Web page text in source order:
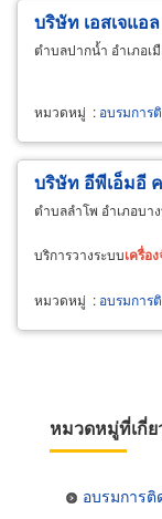
บริษัท เอสเจแอ
ตำบลปากน้ำ อำเภอเ
หมวดหมู่ : อบรมการ
บริษัท อีพีเอ็มอี
ตำบลลำโพ อำเภอบา
บริการวางระบบเครื่อ
หมวดหมู่ : อบรมการ
หมวดหมู่ที่เกี่ย
อบรมการติ